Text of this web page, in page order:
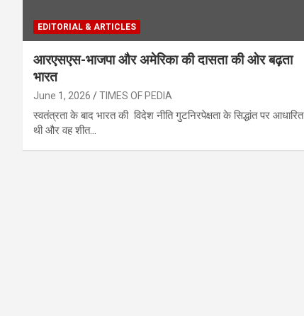
EDITORIAL & ARTICLES
आरएसएस-भाजपा और अमेरिका की दासता की ओर बढ़ता
भारत
June 1, 2026 TIMES OF PEDIA
स्वतंत्रता के बाद भारत की विदेश नीति गुटनिरपेक्षता के सिद्धांत पर आधारित
थी और वह शीत…